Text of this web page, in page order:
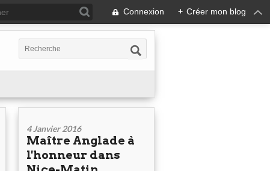
Connexion + Créer mon blog
4 Janvier 2016
Maître Anglade à
l'honneur dans